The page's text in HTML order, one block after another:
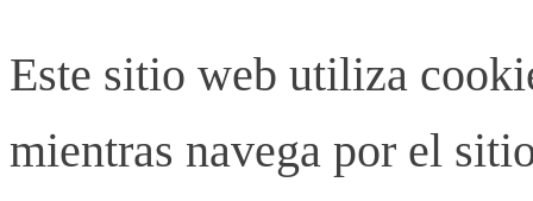
Este sitio web utiliza
mientras navega por el